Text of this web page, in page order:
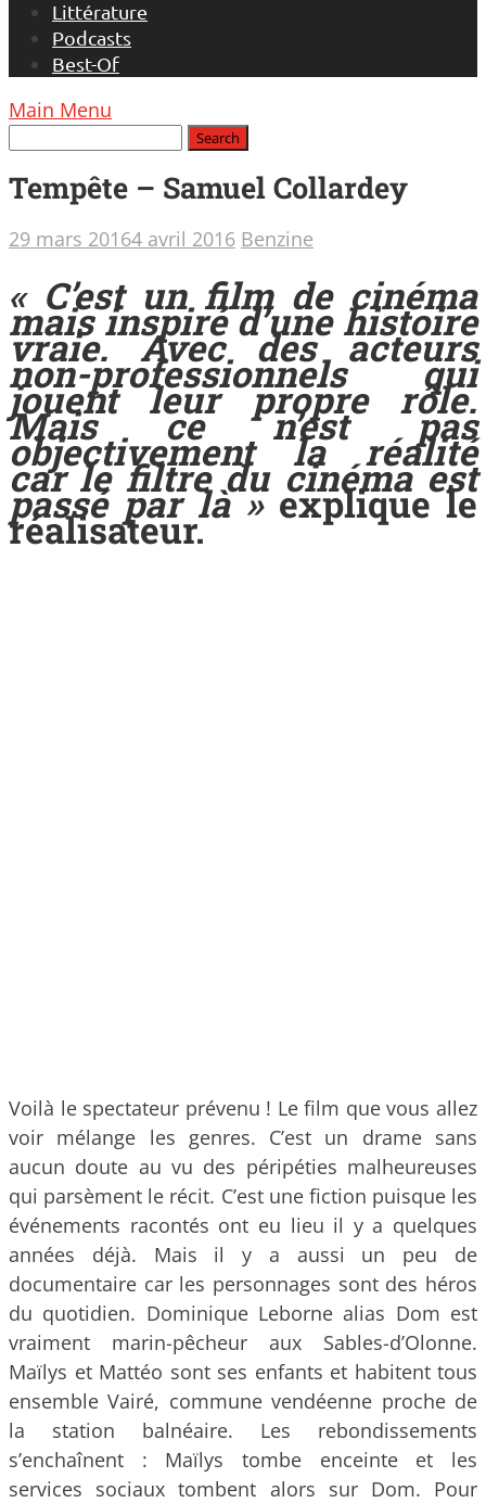
Littérature
Podcasts
Best-Of
Main Menu
Tempête – Samuel Collardey
29 mars 20164 avril 2016 Benzine
« C’est un film de cinéma
mais inspiré d’une histoire
vraie. Avec des acteurs
non-professionnels qui
jouent leur propre rôle.
Mais ce n’est pas
objectivement la réalité
car le filtre du cinéma est
passé par là »explique le
réalisateur.
Voilà le spectateur prévenu ! Le film que vous allez
voir mélange les genres. C’est un drame sans
aucun doute au vu des péripéties malheureuses
qui parsèment le récit. C’est une fiction puisque les
événements racontés ont eu lieu il y a quelques
années déjà. Mais il y a aussi un peu de
documentaire car les personnages sont des héros
du quotidien. Dominique Leborne alias Dom est
vraiment marin-pêcheur aux Sables-d’Olonne.
Maïlys et Mattéo sont ses enfants et habitent tous
ensemble Vairé, commune vendéenne proche de
la station balnéaire. Les rebondissements
s’enchaînent : Maïlys tombe enceinte et les
services sociaux tombent alors sur Dom. Pour